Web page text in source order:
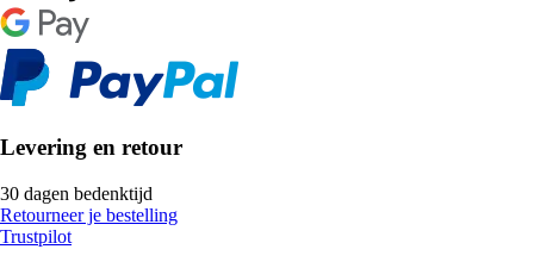
Levering en retour
30 dagen bedenktijd
Retourneer je bestelling
Trustpilot